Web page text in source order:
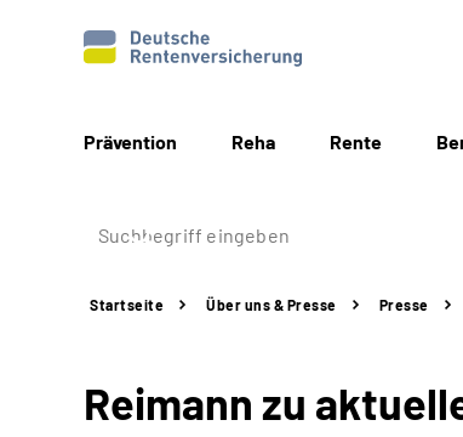
Prävention Reha Rente
Startseite Über uns & Presse Presse
Reimann zu